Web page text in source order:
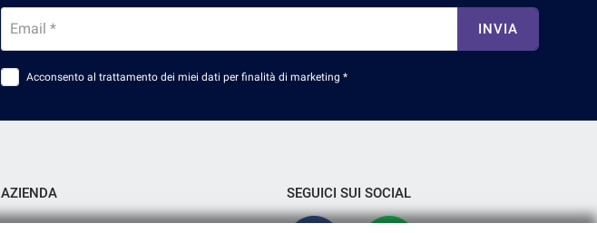
Email * INVIA
Acconsento al trattamento dei miei dati per finalità di marketing *
AZIENDA SEGUICI SUI SOCIAL